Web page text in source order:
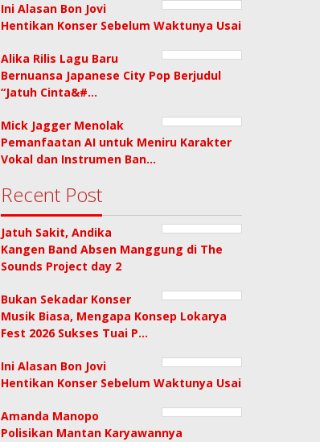
Ini Alasan Bon Jovi
Hentikan Konser Sebelum Waktunya Usai
Alika Rilis Lagu Baru
Bernuansa Japanese City Pop Berjudul
“Jatuh Cinta&#…
Mick Jagger Menolak
Pemanfaatan AI untuk Meniru Karakter
Vokal dan Instrumen Ban…
Recent Post
Jatuh Sakit, Andika
Kangen Band Absen Manggung di The
Sounds Project day 2
Bukan Sekadar Konser
Musik Biasa, Mengapa Konsep Lokarya
Fest 2026 Sukses Tuai P…
Ini Alasan Bon Jovi
Hentikan Konser Sebelum Waktunya Usai
Amanda Manopo
Polisikan Mantan Karyawannya